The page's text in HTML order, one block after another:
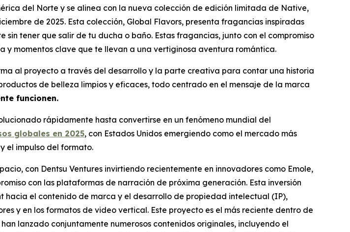
del Norte y se alinea con la nueva colección de edición limitada de Native,
de 2025. Esta colección, Global Flavors, presenta fragancias inspiradas
tener que salir de tu ducha o baño. Estas fragancias, junto con el compromiso
momentos clave que te llevan a una vertiginosa aventura romántica.
al proyecto a través del desarrollo y la parte creativa para contar una historia
de belleza limpios y eficaces, todo centrado en el mensaje de la marca
funcionen.
rápidamente hasta convertirse en un fenómeno mundial del
globales en 2025, con Estados Unidos emergiendo como el mercado más
el impulso del formato.
con Dentsu Ventures invirtiendo recientemente en innovadores como Emole,
con las plataformas de narración de próxima generación. Esta inversión
el contenido de marca y el desarrollo de propiedad intelectual (IP),
y en los formatos de video vertical. Este proyecto es el más reciente dentro de
lanzado conjuntamente numerosos contenidos originales, incluyendo el